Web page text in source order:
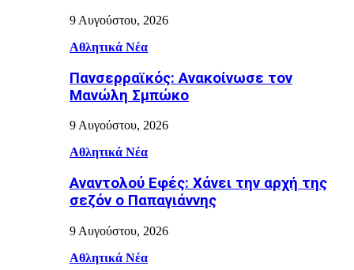
9 Αυγούστου, 2026
Αθλητικά Νέα
Πανσερραϊκός: Ανακοίνωσε τον
Μανώλη Σμπώκο
9 Αυγούστου, 2026
Αθλητικά Νέα
Αναντολού Εφές: Χάνει την αρχή της
σεζόν ο Παπαγιάννης
9 Αυγούστου, 2026
Αθλητικά Νέα